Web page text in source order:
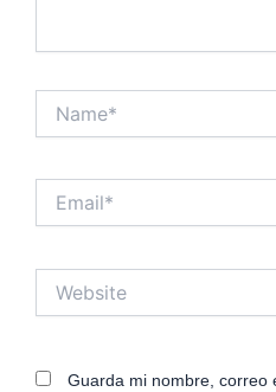
Guarda mi nombre, correo